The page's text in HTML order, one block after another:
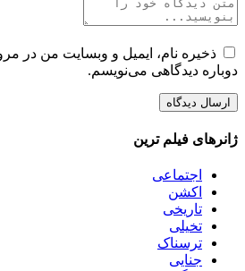
ذخیره نام، ایمیل و وبسایت من در
دوباره دیدگاهی می‌نویسم.
ژانرهای فیلم ترین
اجتماعی
اکشن
تاریخی
تخیلی
ترسناک
جنایی